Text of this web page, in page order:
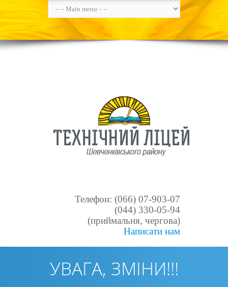
Телефон: (066) 07-903-07
(044) 330-05-94
(приймальня, чергова)
Написати нам
УВАГА, ЗМІНИ!!!